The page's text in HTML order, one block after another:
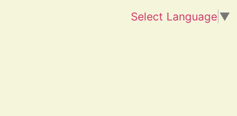
Select Language ▼